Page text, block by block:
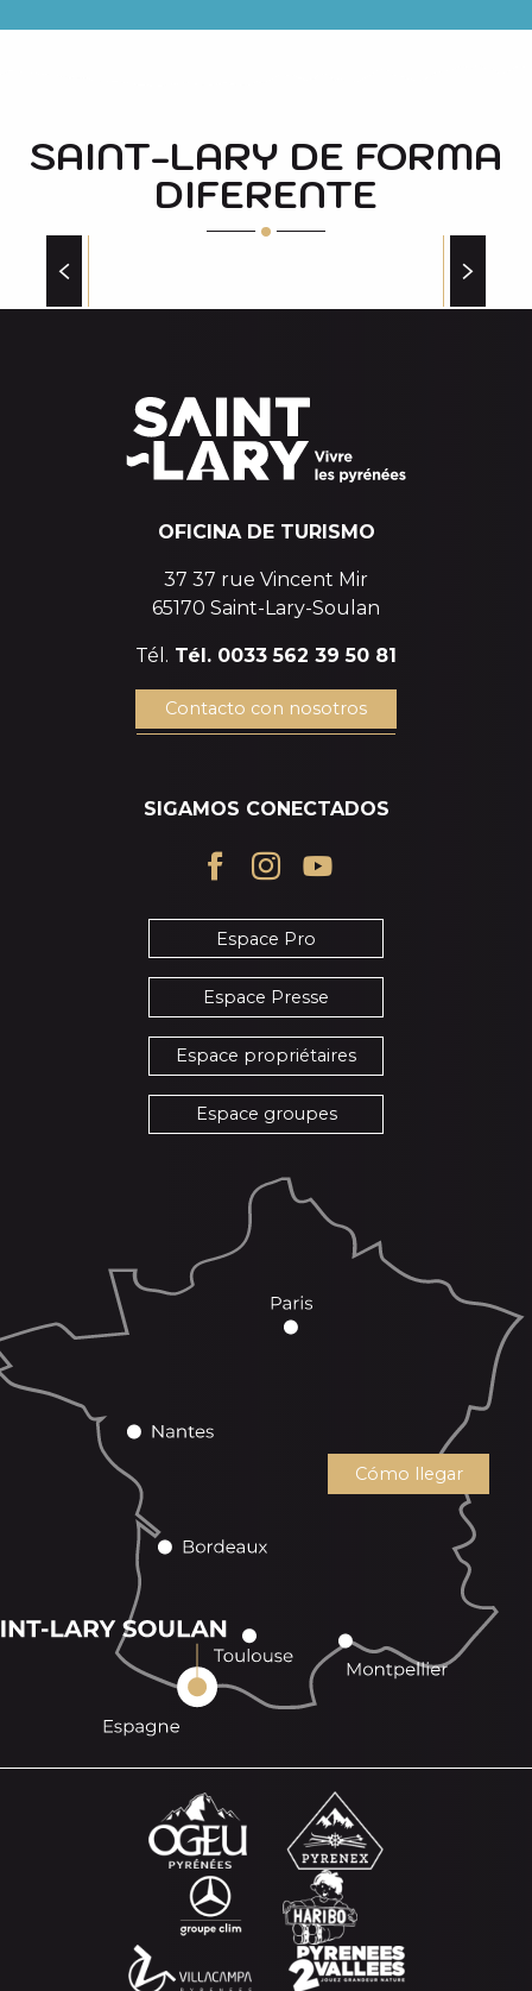
SAINT-LARY DE FORMA
DIFERENTE
OFICINA DE TURISMO
37 37 rue Vincent Mir
65170 Saint-Lary-Soulan
Tél. Tél. 0033 562 39 50 81
Contacto con nosotros
SIGAMOS CONECTADOS
Espace Pro
Espace Presse
Espace propriétaires
Espace groupes
Cómo llegar